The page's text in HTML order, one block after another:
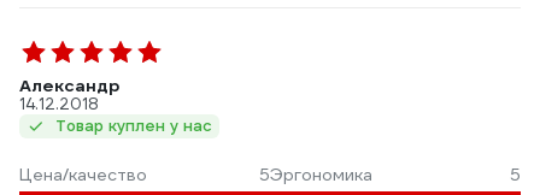
Александр
14.12.2018
Товар куплен у нас
Цена/качество 5Эргономика 5